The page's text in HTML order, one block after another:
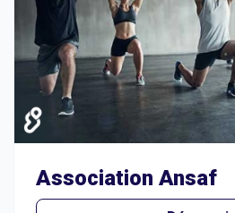
Association Ansaf